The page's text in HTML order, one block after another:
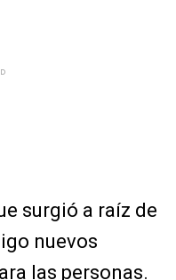
surgió a raíz de
nuevos
las personas.